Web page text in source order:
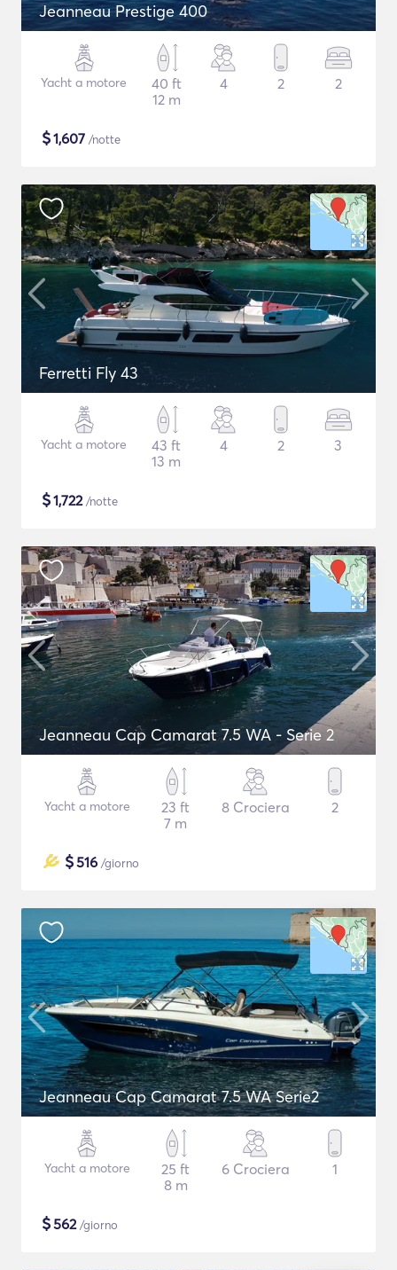
Jeanneau Prestige 400
Yacht a motore
40 ft
12 m
4 2 2
$1,607 /notte
Ferretti Fly 43
Yacht a motore
43 ft
13 m
4 2 3
$1,722/notte
Jeanneau Cap Camarat 7.5 WA - Serie 2
Yacht a motore
23 ft
7 m
8 Crociera 2
$516 /giorno
Jeanneau Cap Camarat 7.5 WA Serie2
Yacht a motore
25 ft
8 m
6 Crociera 1
$562/giorno